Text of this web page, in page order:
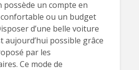
possède un compte en
ou un budget
d’une belle voiture
aujourd’hui possible grâce
par les
Ce mode de